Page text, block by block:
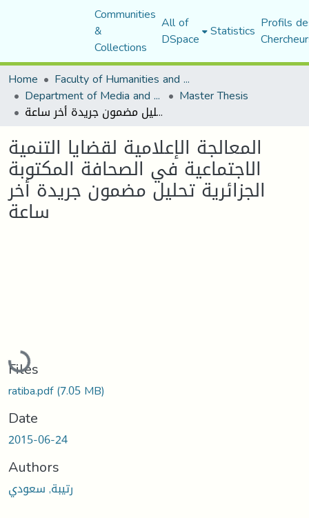
Communities
&
Collections
All of
DSpace Statistics Profils
Home
Faculty of Humanities and Social Sciences
Department of Media and Communication Studies Master Thesis
المعالجة الإعلامية لقضايا التنمية الاجتماعية في الصحافة المكتوبة الجزائرية تحليل مضمون جريدة أخر ساعة
المعالجة الإعلامية لقضايا التنمية
الاجتماعية في الصحافة المكتوبة
الجزائرية تحليل مضمون جريدة أخر
ساعة
Loading...
Files
ratiba.pdf(7.05 MB)
Date
2015-06-24
Authors
رتيبة, سعودي